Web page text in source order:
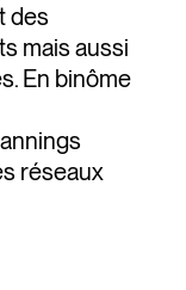
des
mais aussi
En binôme
réseaux